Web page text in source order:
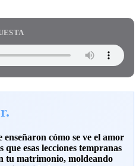
enseñaron cómo se ve el amor
esas lecciones tempranas
tu matrimonio, moldeando